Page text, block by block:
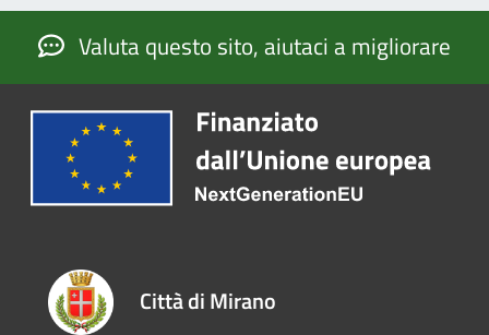
Valuta questo sito, aiutaci a migliorare
Città di Mirano